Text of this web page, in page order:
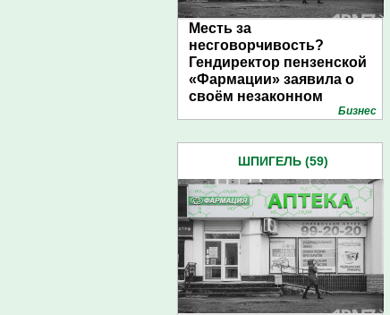
Месть за
несговорчивость?
Гендиректор пензенской
«Фармации» заявила о
своём незаконном
Бизнес
ШПИГЕЛЬ (59)